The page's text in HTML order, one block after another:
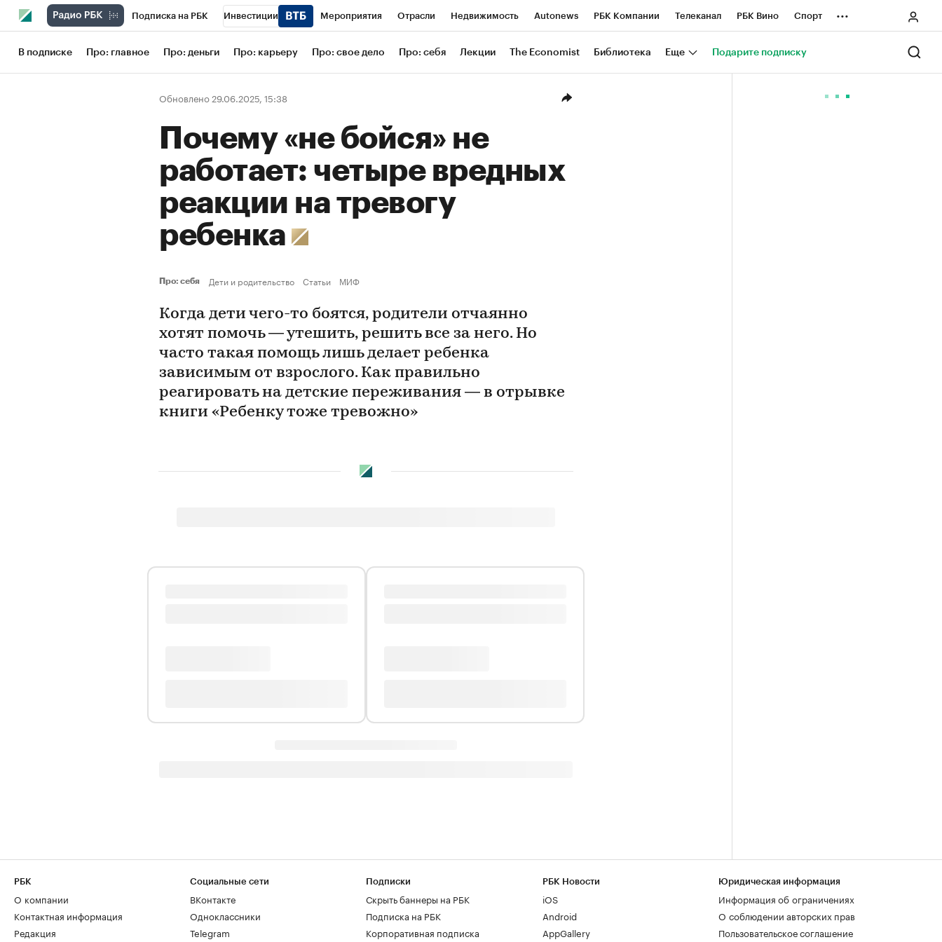
Подписка на РБК Инвестиции Мероприятия Отрасли Недвижимость Autonews РБК Компании Телеканал РБК Вино Спорт
Школа управления РБК РБК Образование РБК Life Тренды Визионеры Национальные проекты Город
Рынок наличной валюты
...
В подписке Про: главное Про: деньги Про: карьеру Про: свое дело Про: себя Лекции The Economist Библиотека Еще Подарите подписку
Обновлено 29.06.2025, 15:38
Почему «не бойся» не
работает: четыре вредных
реакции на тревогу
ребенка
Про: себя Дети и родительство Статьи МИФ
Когда дети чего-то боятся, родители отчаянно
хотят помочь — утешить, решить все за него. Но
часто такая помощь лишь делает ребенка
зависимым от взрослого. Как правильно
реагировать на детские переживания — в отрывке
книги «Ребенку тоже тревожно»
РБК
О компании
Контактная информация
Редакция
Социальные сети
ВКонтакте
Одноклассники
Telegram
Подписки
Скрыть баннеры на РБК
Подписка на РБК
Корпоративная подписка
РБК Новости
iOS
Android
AppGallery
Юридическая информация
Информация об ограничениях
О соблюдении авторских прав
Пользовательское соглашение